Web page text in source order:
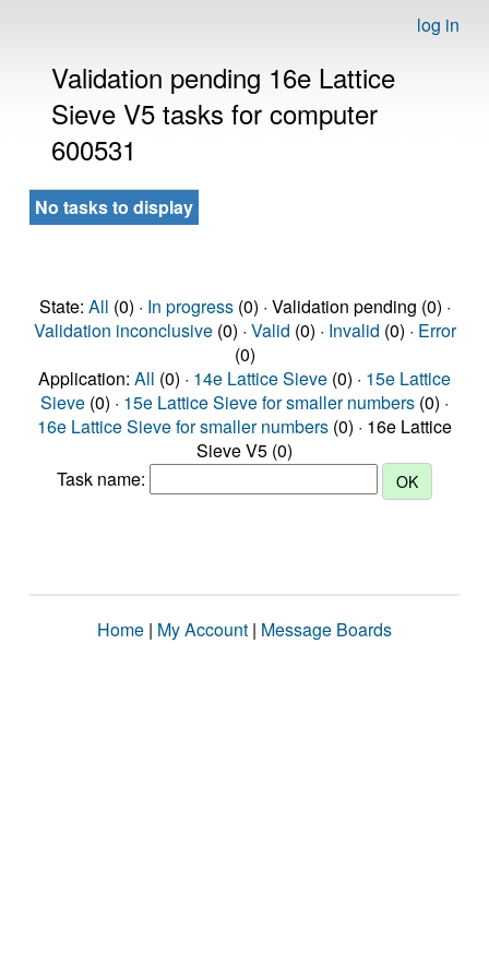
log in
Validation pending 16e Lattice
Sieve V5 tasks for computer
600531
No tasks to display
State: All (0) · In progress(0) · Validation pending (0) ·
Validation inconclusive(0) · Valid (0) · Invalid (0) · Error
(0)
Application: All (0) · 14e Lattice Sieve (0) · 15e Lattice
Sieve (0) · 15e Lattice Sieve for smaller numbers (0) ·
16e Lattice Sieve for smaller numbers (0) · 16e Lattice
Sieve V5 (0)
Task name:
Home | My Account | Message Boards